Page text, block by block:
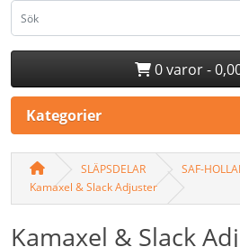
0 varor -
Kategorier
SLÄPSDELAR
SAF-
Kamaxel & Slack Adjuster
Kamaxel & Slack